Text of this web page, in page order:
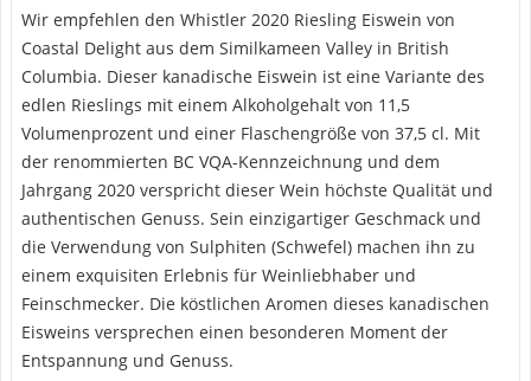
Wir empfehlen den Whistler 2020 Riesling Eiswein von
Coastal Delight aus dem Similkameen Valley in British
Columbia. Dieser kanadische Eiswein ist eine Variante des
edlen Rieslings mit einem Alkoholgehalt von 11,5
Volumenprozent und einer Flaschengröße von 37,5 cl. Mit
der renommierten BC VQA-Kennzeichnung und dem
Jahrgang 2020 verspricht dieser Wein höchste Qualität und
authentischen Genuss. Sein einzigartiger Geschmack und
die Verwendung von Sulphiten (Schwefel) machen ihn zu
einem exquisiten Erlebnis für Weinliebhaber und
Feinschmecker. Die köstlichen Aromen dieses kanadischen
Eisweins versprechen einen besonderen Moment der
Entspannung und Genuss.